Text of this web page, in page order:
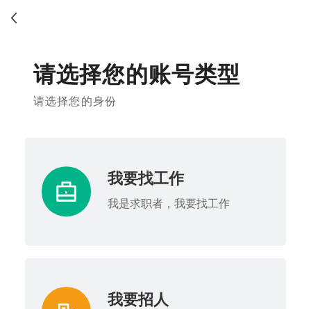
请选择您的账号类型
请选择您的身份
我要找工作
我是求职者，我要找工作
我要招人